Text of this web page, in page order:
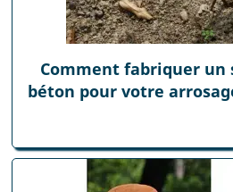
Comment fabriquer un
béton pour votre